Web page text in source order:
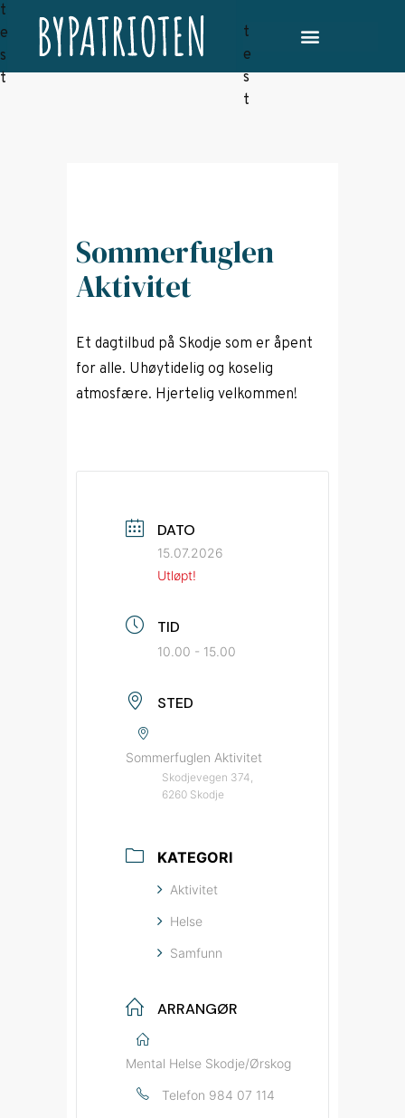
Sommerfuglen
Aktivitet
Et dagtilbud på Skodje som er åpent
for alle. Uhøytidelig og koselig
atmosfære. Hjertelig velkommen!
DATO
15.07.2026
Utløpt!
TID
10.00 - 15.00
STED
Sommerfuglen Aktivitet
Skodjevegen 374,
6260 Skodje
KATEGORI
Aktivitet
Helse
Samfunn
ARRANGØR
Mental Helse Skodje/Ørskog
Telefon 984 07 114